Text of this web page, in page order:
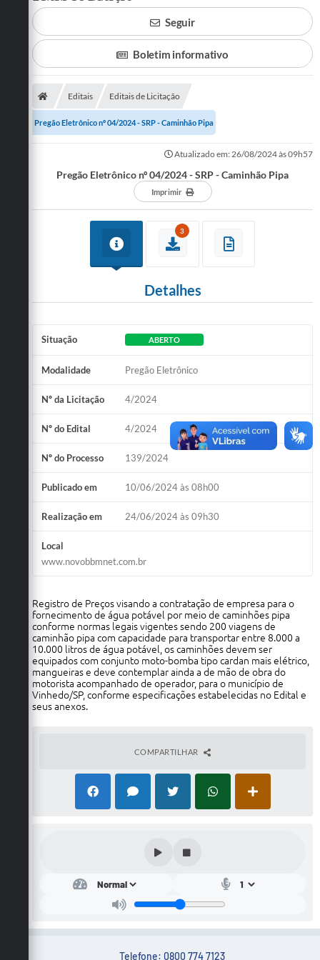
ACESSOS EXTERNOS
Seguir
Boletim informativo
Editais Editais de Licitação
Pregão Eletrônico nº 04/2024 - SRP - Caminhão Pipa
Atualizado em: 26/08/2024 às 09h57
Pregão Eletrônico nº 04/2024 - SRP - Caminhão Pipa
Imprimir
3
Detalhes
Situação ABERTO
Modalidade Pregão Eletrônico
Nº da Licitação 4/2024
Nº do Edital 4/2024
Nº do Processo 139/2024
Publicado em 10/06/2024 às 08h00
Realização em 24/06/2024 às 09h30
Local
www.novobbmnet.com.br
Registro de Preços visando a contratação de empresa para o
fornecimento de água potável por meio de caminhões pipa
conforme normas legais vigentes sendo 200 viagens de
caminhão pipa com capacidade para transportar entre 8.000 a
10.000 litros de água potável, os caminhões devem ser
equipados com conjunto moto-bomba tipo cardan mais elétrico,
mangueiras e deve contemplar ainda a de mão de obra do
motorista acompanhado de operador, para o município de
Vinhedo/SP, conforme especificações estabelecidas no Edital e
seus anexos.
COMPARTILHAR
Telefone: 0800 774 7123